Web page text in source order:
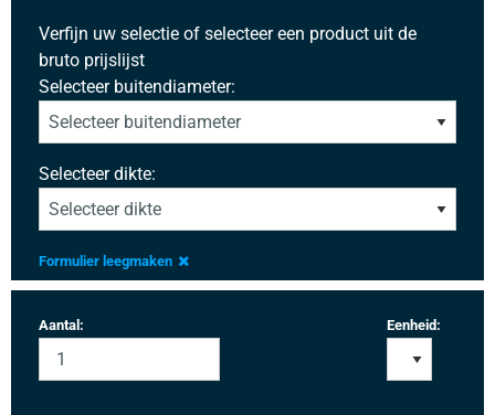
Verfijn uw selectie of selecteer een product uit de
bruto prijslijst
Selecteer buitendiameter:
Selecteer dikte:
Formulier leegmaken
Aantal: Eenheid: